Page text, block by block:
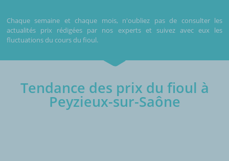
Chaque semaine et chaque mois, n'oubliez pas de consulter les
actualités prix rédigées par nos experts et suivez avec eux les
fluctuations du cours du fioul.
Tendance des prix du fioul à
Peyzieux-sur-Saône